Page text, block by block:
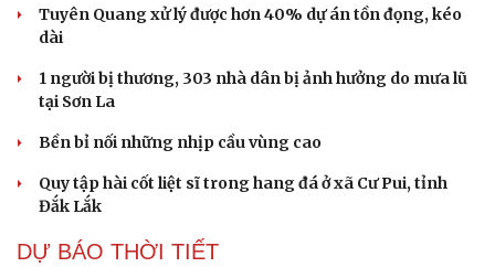
Tuyên Quang xử lý được hơn 40% dự án tồn đọng, kéo
dài
1 người bị thương, 303 nhà dân bị ảnh hưởng do mưa lũ
tại Sơn La
Bền bỉ nối những nhịp cầu vùng cao
Quy tập hài cốt liệt sĩ trong hang đá ở xã Cư Pui, tỉnh
Đắk Lắk
DỰ BÁO THỜI TIẾT